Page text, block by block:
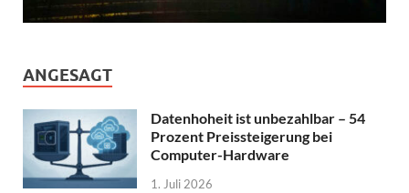
ANGESAGT
Datenhoheit ist unbezahlbar – 54
Prozent Preissteigerung bei
Computer-Hardware
1. Juli 2026